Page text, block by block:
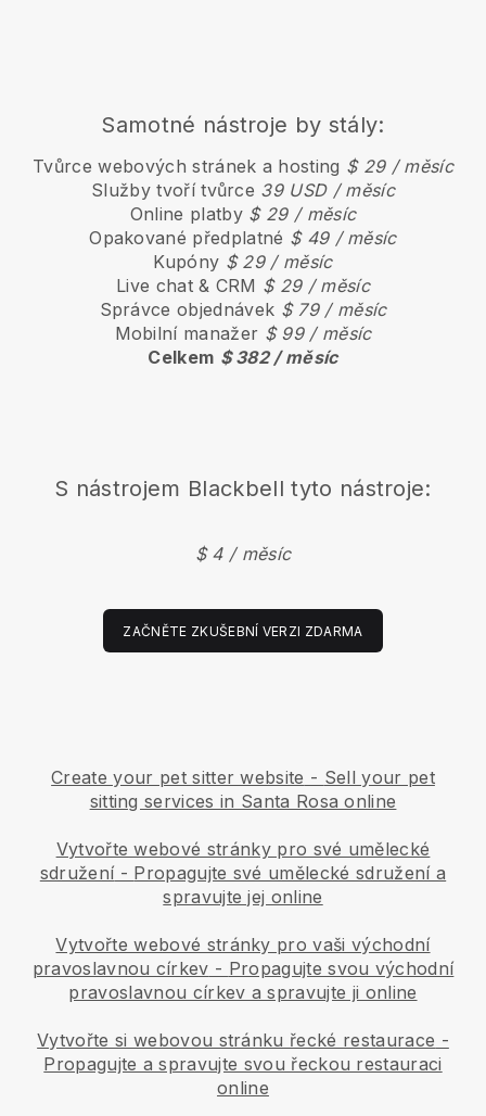
Samotné nástroje by stály:
Tvůrce webových stránek a hosting $ 29 / měsíc
Služby tvoří tvůrce 39 USD / měsíc
Online platby $ 29 / měsíc
Opakované předplatné $ 49 / měsíc
Kupóny $ 29 / měsíc
Live chat & CRM $ 29 / měsíc
Správce objednávek $ 79 / měsíc
Mobilní manažer $ 99 / měsíc
Celkem $ 382 / měsíc
S nástrojem Blackbell tyto nástroje:
$ 4 / měsíc
ZAČNĚTE ZKUŠEBNÍ VERZI ZDARMA
Create your pet sitter website - Sell your pet
sitting services in Santa Rosa online
Vytvořte webové stránky pro své umělecké
sdružení- Propagujte své umělecké sdružení a
spravujte jej online
Vytvořte webové stránky pro vaši východní
pravoslavnou církev - Propagujte svou východní
pravoslavnou církev a spravujte ji online
Vytvořte si webovou stránku řecké restaurace -
Propagujte a spravujte svou řeckou restauraci
online